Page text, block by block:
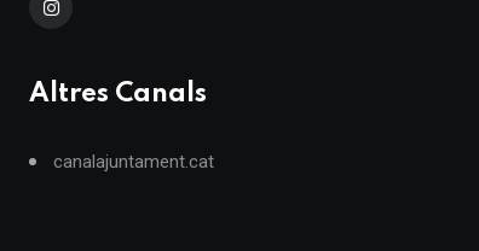
Altres Canals
canalajuntament.cat